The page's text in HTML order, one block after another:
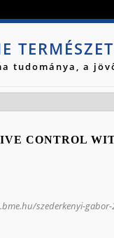
tudománya, a
CONTROL
szederkenyi-gabor-